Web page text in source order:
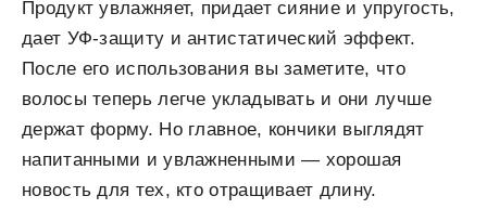
Продукт увлажняет, придает сияние и упругость,
дает УФ-защиту и антистатический эффект.
После его использования вы заметите, что
волосы теперь легче укладывать и они лучше
держат форму. Но главное, кончики выглядят
напитанными и увлажненными — хорошая
новость для тех, кто отращивает длину.